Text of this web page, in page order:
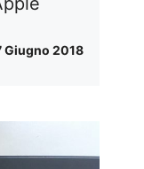
Giugno 2018